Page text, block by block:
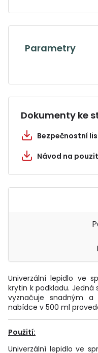
Parametry
Dokumenty ke
Bezpečnostní
Univerzální lepidlo ve
krytin k podkladu. Jedná
vyznačuje snadným a
nabídce v 500 ml
Použití:
Univerzální lepidlo ve